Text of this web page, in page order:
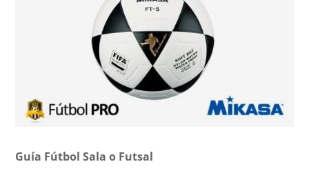
Guía Fútbol Sala o Futsal